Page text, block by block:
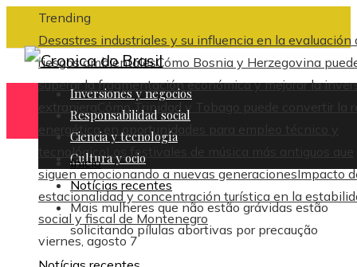
Trending
Desastres industriales y su influencia en la evaluación
riesgos ambientalesCómo Bosnia y Herzegovina
superar la fragmentación económica y mejorar la
extranjera
Cómo Trinidad y Tobago puede convertir la
energética en oportunidades para empleo técnico y
tecnológico Los festivales de música más antiguos que
siguen emocionando a nuevas generacionesImpacto
estacionalidad y concentración turística en la
social y fiscal de Montenegro
viernes, agosto 7
Inversiones y negocios
Responsabilidad social
Ciencia y tecnología
Cultura y ocio
Inicio
Notícias recentes
Mais mulheres que não estão grávidas estão
solicitando pílulas abortivas por precaução